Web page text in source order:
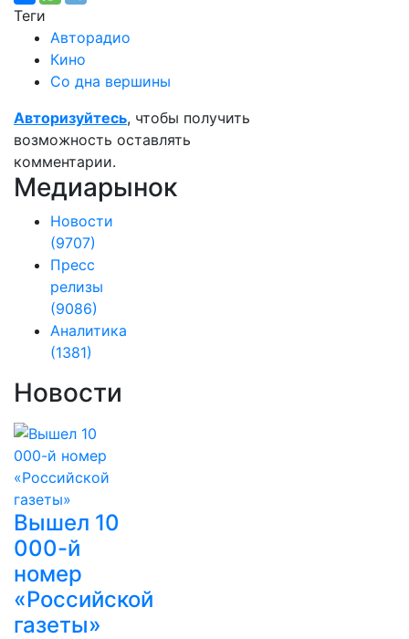
Теги
Авторадио
Кино
Со дна вершины
Авторизуйтесь, чтобы получить
возможность оставлять
комментарии.
Медиарынок
Новости
(9707)
Пресс
релизы
(9086)
Аналитика
(1381)
Новости
Вышел 10
000-й
номер
«Российской
газеты»